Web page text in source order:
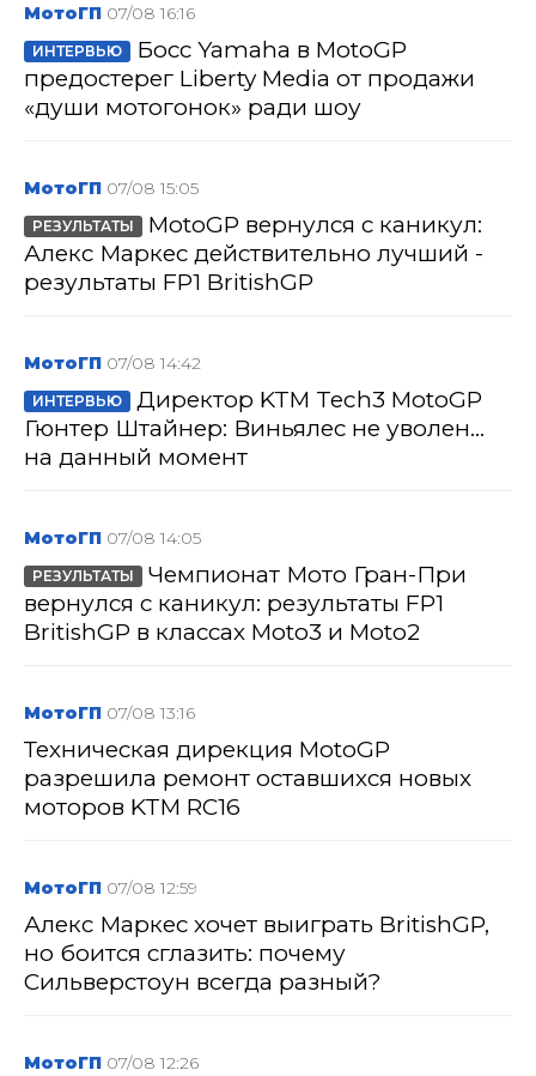
МотоГП 07/08 16:16
ИНТЕРВЬЮ
Босс Yamaha в MotoGP
предостерег Liberty Media от продажи
«души мотогонок» ради шоу
МотоГП 07/08 15:05
РЕЗУЛЬТАТЫ
MotoGP вернулся с каникул:
Алекс Маркес действительно лучший -
результаты FP1 BritishGP
МотоГП 07/08 14:42
ИНТЕРВЬЮ
Директор KTM Tech3 MotoGP
Гюнтер Штайнер: Виньялес не уволен...
на данный момент
МотоГП 07/08 14:05
РЕЗУЛЬТАТЫ
Чемпионат Мото Гран-При
вернулся с каникул: результаты FP1
BritishGP в классах Moto3 и Moto2
МотоГП 07/08 13:16
Техническая дирекция MotoGP
разрешила ремонт оставшихся новых
моторов KTM RC16
МотоГП 07/08 12:59
Алекс Маркес хочет выиграть BritishGP,
но боится сглазить: почему
Сильверстоун всегда разный?
МотоГП 07/08 12:26